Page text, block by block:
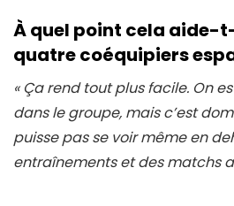
À quel point cela aide-
quatre coéquipiers
« Ça rend tout plus facile. On
dans le groupe, mais c’est
puisse pas se voir même en
entraînements et des matchs